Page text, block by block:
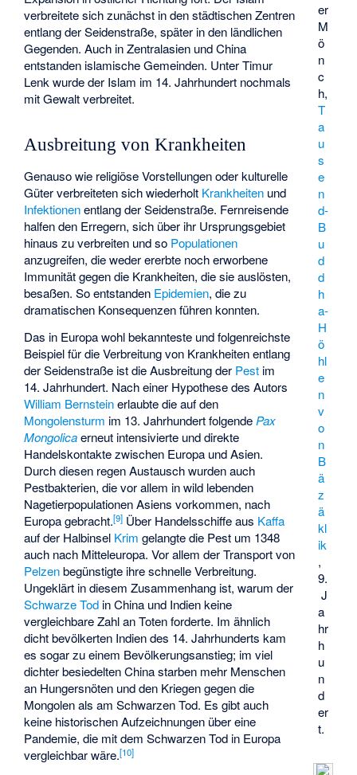
er
M
ö
n
c
h,
T
a
u
s
e
n
d-
B
u
d
d
h
a-
H
ö
hl
e
n
v
o
n
B
ä
z
ä
kl
ik
,
9.
J
a
hr
h
u
n
d
er
t.
verbreitete sich zunächst in den städtischen Zentren
entlang der Seidenstraße, später in den ländlichen
Gegenden. Auch in Zentralasien und China
entstanden islamische Gemeinden. Unter Timur
Lenk wurde der Islam im 14. Jahrhundert nochmals
mit Gewalt verbreitet.
Ausbreitung von Krankheiten
Genauso wie religiöse Vorstellungen oder kulturelle
Güter verbreiteten sich wiederholt Krankheiten und
Infektionenentlang der Seidenstraße. Fernreisende
halfen den Erregern, sich über ihr Ursprungsgebiet
hinaus zu verbreiten und so Populationen
anzugreifen, die weder ererbte noch erworbene
Immunität gegen die Krankheiten, die sie auslösten,
besaßen. So entstanden Epidemien, die zu
dramatischen Konsequenzen führen konnten.
Das in Europa wohl bekannteste und folgenreichste
Beispiel für die Verbreitung von Krankheiten entlang
der Seidenstraße ist die Ausbreitung der Pest im
14. Jahrhundert. Nach einer Hypothese des Autors
William Bernsteinerlaubte die auf den
Mongolensturm im 13. Jahrhundert folgendePax
Mongolicaerneut intensivierte und direkte
Handelskontakte zwischen Europa und Asien.
Durch diesen regen Austausch wurden auch
Pestbakterien, die vor allem in wild lebenden
Nagetierpopulationen Asiens vorkommen, nach
Europa gebracht.[9] Über Handelsschiffe aus Kaffa
auf der Halbinsel Krim gelangte die Pest um 1348
auch nach Mitteleuropa. Vor allem der Transport von
Pelzenbegünstigte ihre schnelle Verbreitung.
Ungeklärt in diesem Zusammenhang ist, warum der
Schwarze Tod in China und Indien keine
vergleichbare Zahl an Toten forderte. Im ähnlich
dicht bevölkerten Indien des 14. Jahrhunderts kam
es sogar zu einem Bevölkerungsanstieg; im viel
dichter besiedelten China starben mehr Menschen
an Hungersnöten und den Kriegen gegen die
Mongolen als am Schwarzen Tod. Es gibt auch
keine historischen Aufzeichnungen über eine
Pandemie, die mit dem Schwarzen Tod in Europa
vergleichbar wäre.[10]